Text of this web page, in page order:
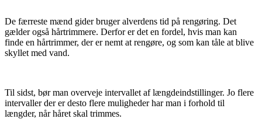
De færreste mænd gider bruger alverdens tid på rengøring. Det
gælder også hårtrimmere. Derfor er det en fordel, hvis man kan
finde en hårtrimmer, der er nemt at rengøre, og som kan tåle at blive
skyllet med vand.
Til sidst, bør man overveje intervallet af længdeindstillinger. Jo flere
intervaller der er desto flere muligheder har man i forhold til
længder, når håret skal trimmes.